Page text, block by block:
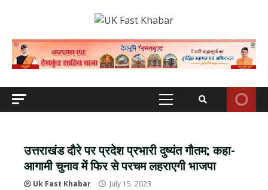
Primary
उत्तराखंड दौरे पर प्रदेश प्रभारी दुष्यंत गौतम; कहा-
आगामी चुनाव में फिर से परचम लहराएगी भाजपा
Uk Fast Khabar July 15, 2023